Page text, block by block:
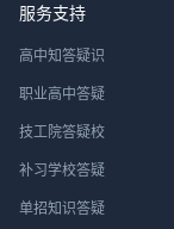
服务支持
高中知答疑识
职业高中答疑
技工院答疑校
补习学校答疑
单招知识答疑